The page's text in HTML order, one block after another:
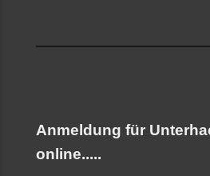
Anmeldung für
online.....